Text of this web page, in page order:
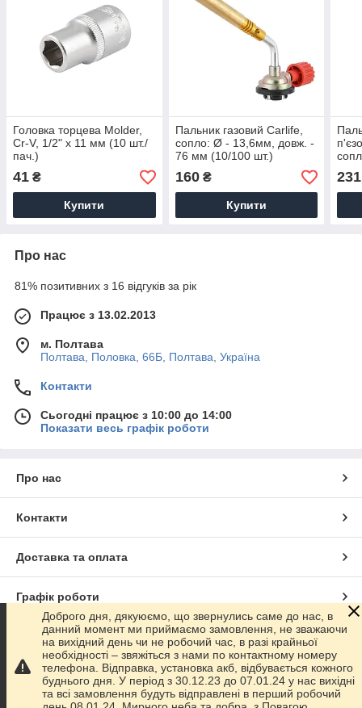
Головка торцева Molder,
Cr-V, 1/2" x 11 мм (10 шт./
пач.)
41 ₴
Купити
Пальник газовий Carlife,
сопло: Ø - 13,6мм, довж. -
76 мм (10/100 шт.)
160₴
Купити
231
Про нас
81% позитивних з 16 відгуків за рік
Працює з 13.02.2013
м. Полтава
Полтава, Половка, 66Б, Полтава, Україна
Контакти
Сьогодні працює з 10:00 до 14:00
Показати весь графік роботи
Про нас
Контакти
Доставка та оплата
Графік роботи
Повна версія сайту
Сайт створено на маркетплейсіProm.ua
Доброго дня, дякуюємо, що звернулись саме до нас, в
данний момент ми приймаємо замовлення, не зважаючи
на вихідний день чи не робочий час, в разі крайньої
необхідності – звяжіться з нами по контактному номеру
телефона. Відправка, установка акб, відбувається кожного
буднього дня. У період з 30.12.23 до 07.01.24 у нас вихідні
та всі замовлення будуть відправлені в перший робочий